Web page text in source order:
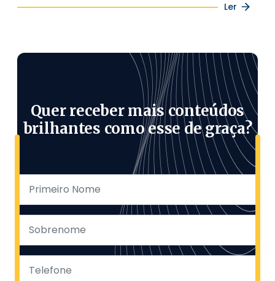
Ler
Quer receber mais conteúdos
brilhantes como esse de graça?